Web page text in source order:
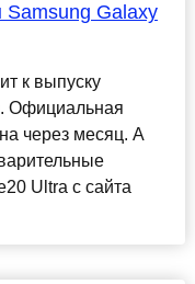
Galaxy
к выпуску
Официальная
через месяц. А
Ultra с сайта